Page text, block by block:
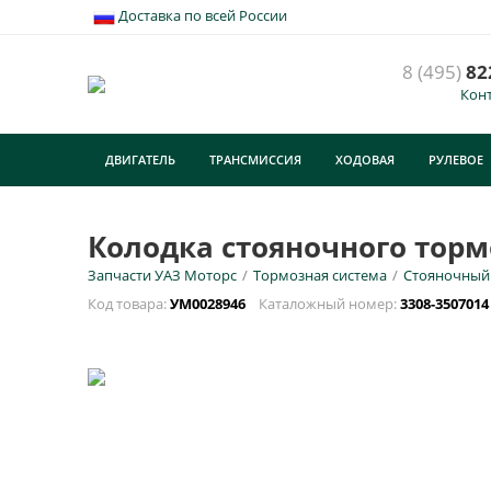
Доставка по всей России
8 (495)
ДВИГАТЕЛЬ ТРАНСМИССИЯ ХОДОВАЯ РУЛЕВОЕ
Колодка стояночного
Запчасти УАЗ Моторс / Тормозная система /
Код товара:УМ0028946 Каталожный номер:3308-3507014